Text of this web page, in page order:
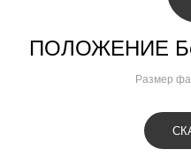
ПОЛОЖЕНИЕ
Размер